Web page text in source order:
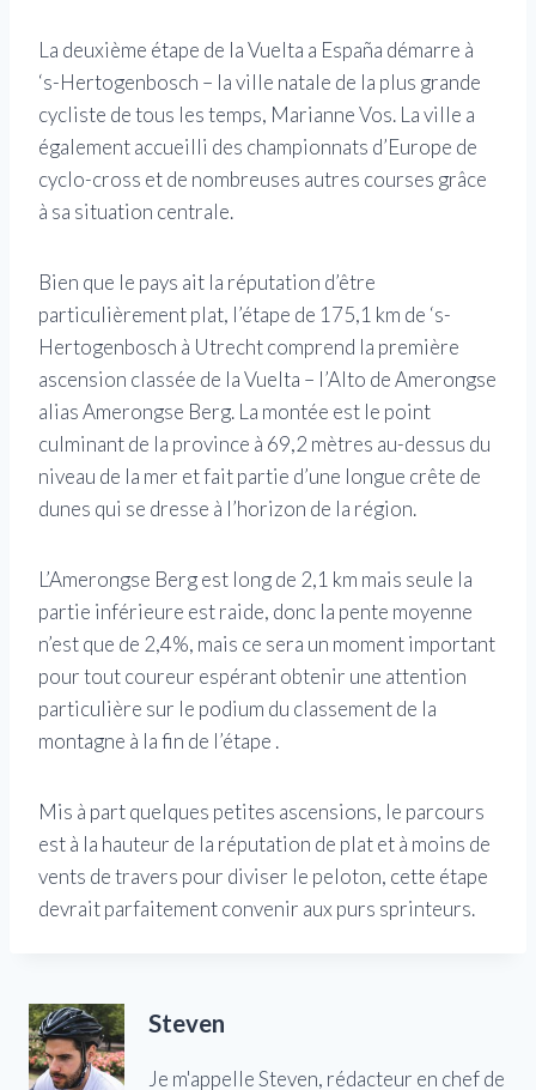
La deuxième étape de la Vuelta a España démarre à
‘s-Hertogenbosch – la ville natale de la plus grande
cycliste de tous les temps, Marianne Vos. La ville a
également accueilli des championnats d’Europe de
cyclo-cross et de nombreuses autres courses grâce
à sa situation centrale.
Bien que le pays ait la réputation d’être
particulièrement plat, l’étape de 175,1 km de ‘s-
Hertogenbosch à Utrecht comprend la première
ascension classée de la Vuelta – l’Alto de Amerongse
alias Amerongse Berg. La montée est le point
culminant de la province à 69,2 mètres au-dessus du
niveau de la mer et fait partie d’une longue crête de
dunes qui se dresse à l’horizon de la région.
L’Amerongse Berg est long de 2,1 km mais seule la
partie inférieure est raide, donc la pente moyenne
n’est que de 2,4%, mais ce sera un moment important
pour tout coureur espérant obtenir une attention
particulière sur le podium du classement de la
montagne à la fin de l’étape .
Mis à part quelques petites ascensions, le parcours
est à la hauteur de la réputation de plat et à moins de
vents de travers pour diviser le peloton, cette étape
devrait parfaitement convenir aux purs sprinteurs.
Steven
Je m'appelle Steven, rédacteur en chef de